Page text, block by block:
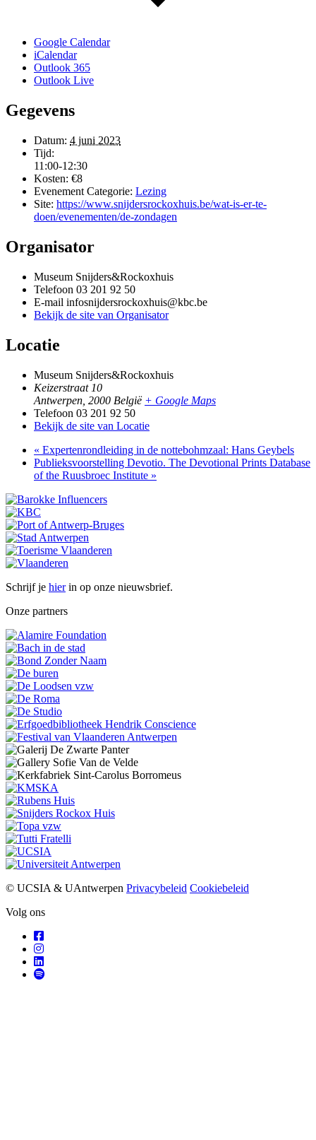
Google Calendar
iCalendar
Outlook 365
Outlook Live
Gegevens
Datum: 4 juni 2023
Tijd:
11:00-12:30
Kosten: €8
Evenement Categorie: Lezing
Site: https://www.snijdersrockoxhuis.be/wat-is-er-te-
doen/evenementen/de-zondagen
Organisator
Museum Snijders&Rockoxhuis
Telefoon 03 201 92 50
E-mail infosnijdersrockoxhuis@kbc.be
Bekijk de site van Organisator
Locatie
Museum Snijders&Rockoxhuis
Keizerstraat 10
Antwerpen 2000 België + Google Maps
Telefoon 03 201 92 50
Bekijk de site van Locatie
« Expertenrondleiding in de nottebohmzaal: Hans Geybels
Publieksvoorstelling Devotio. The Devotional Prints Database
of the Ruusbroec Institute »
Schrijf je hierin op onze nieuwsbrief.
Onze partners
© UCSIA & UAntwerpen Privacybeleid Cookiebeleid
Volg ons